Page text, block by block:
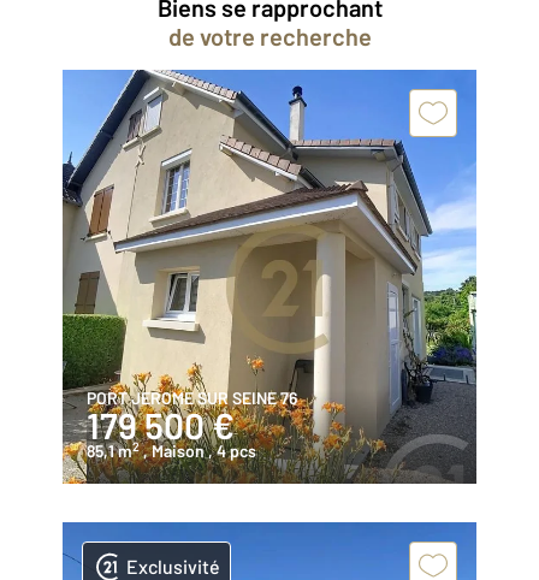
Biens se rapprochant
de votre recherche
PORT JEROME SUR SEINE 76
179 500 €
85,1 m2 , Maison, 4 pcs
Exclusivité